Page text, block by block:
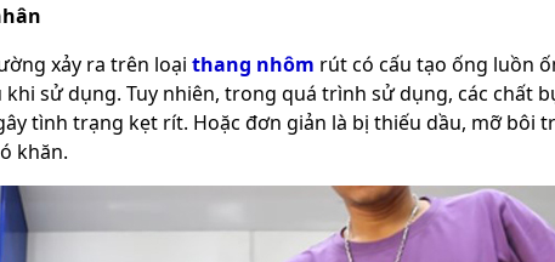
xảy ra trên loại thang nhôm rút có cấu tạo ống luồn
khi sử dụng. Tuy nhiên, trong quá trình sử dụng, các chất
tình trạng kẹt rít. Hoặc đơn giản là bị thiếu dầu, mỡ bôi
khăn.